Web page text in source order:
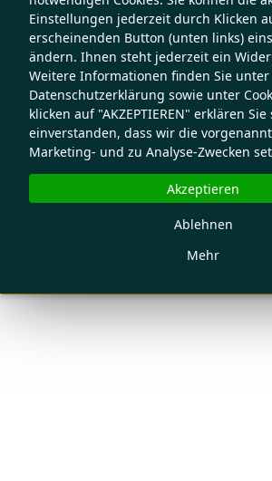
Einstellungen jederzeit durch Klicken
erscheinenden Button (unten links)
ändern. Ihnen steht jederzeit ein
Weitere Informationen finden Sie unter
Datenschutzerklärung sowie unter
klicken auf "AKZEPTIEREN" erklären Sie
einverstanden, dass wir die
Marketing- und zu Analyse-Zwecken
Mehr
Ablehnen
Akzeptieren